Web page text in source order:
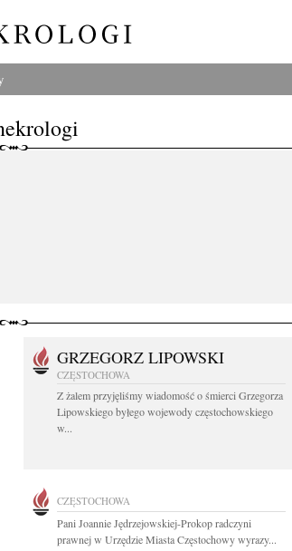
GRZEGORZ LIPOWSKI
CZĘSTOCHOWA
Z żalem przyjęliśmy wiadomość o śmierci Grzegorza
Lipowskiego byłego wojewody częstochowskiego
w...
CZĘSTOCHOWA
Pani Joannie Jędrzejowskiej-Prokop radczyni
prawnej w Urzędzie Miasta Częstochowy wyrazy...